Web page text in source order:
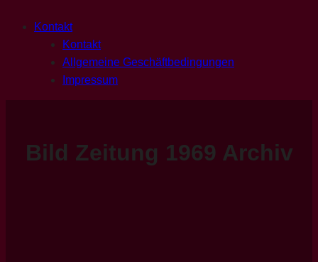
Kontakt
Kontakt
Allgemeine Geschäftbedingungen
Impressum
Bild Zeitung 1969 Archiv